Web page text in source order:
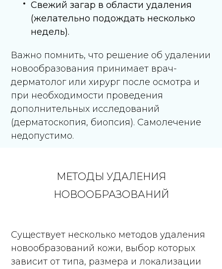
Свежий загар в области удаления
(желательно подождать несколько
недель).
Важно помнить, что решение об удалении
новообразования принимает врач-
дерматолог или хирург после осмотра и
при необходимости проведения
дополнительных исследований
(дерматоскопия, биопсия). Самолечение
недопустимо.
МЕТОДЫ УДАЛЕНИЯ
НОВООБРАЗОВАНИЙ
Существует несколько методов удаления
новообразований кожи, выбор которых
зависит от типа, размера и локализации